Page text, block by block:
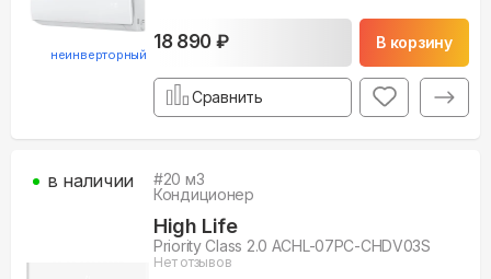
неинверторный
18 890 ₽ В корзину
Сравнить
#20 м3
Кондиционер
High Life
Priority Class 2.0 ACHL-07PC-CHDV03S
Нет отзывов
в наличии